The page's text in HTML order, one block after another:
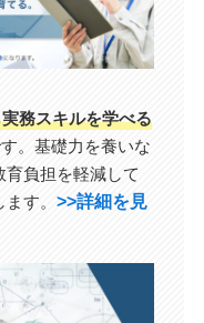
務スキルを学べる
。基礎力を養いな
負担を軽減して
す。 >>詳細を見